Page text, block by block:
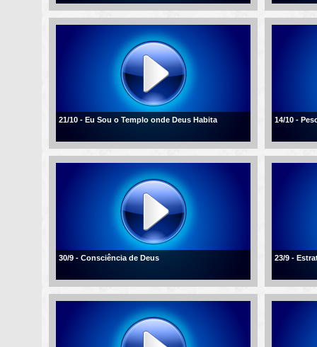
21/10 - Eu Sou o Templo onde Deus Habita 14/10 -
30/9 - Consciência de Deus 23/9 -